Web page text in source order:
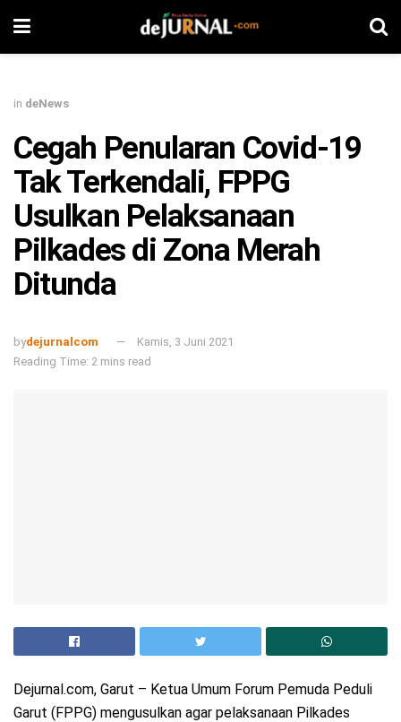
in deNews
Cegah Penularan Covid-19
Tak Terkendali, FPPG
Usulkan Pelaksanaan
Pilkades di Zona Merah
Ditunda
bydejurnalcom
Kamis, 3 Juni 2021
Reading Time: 2 mins read
Dejurnal.com, Garut – Ketua Umum Forum Pemuda Peduli
Garut (FPPG) mengusulkan agar pelaksanaan Pilkades